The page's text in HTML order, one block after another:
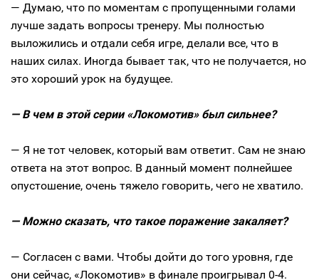
— Думаю, что по моментам с пропущенными голами
лучше задать вопросы тренеру. Мы полностью
выложились и отдали себя игре, делали все, что в
наших силах. Иногда бывает так, что не получается, но
это хороший урок на будущее.
— В чем в этой серии «Локомотив» был сильнее?
— Я не тот человек, который вам ответит. Сам не знаю
ответа на этот вопрос. В данный момент полнейшее
опустошение, очень тяжело говорить, чего не хватило.
— Можно сказать, что такое поражение закаляет?
— Согласен с вами. Чтобы дойти до того уровня, где
они сейчас, «Локомотив» в финале проигрывал 0-4.